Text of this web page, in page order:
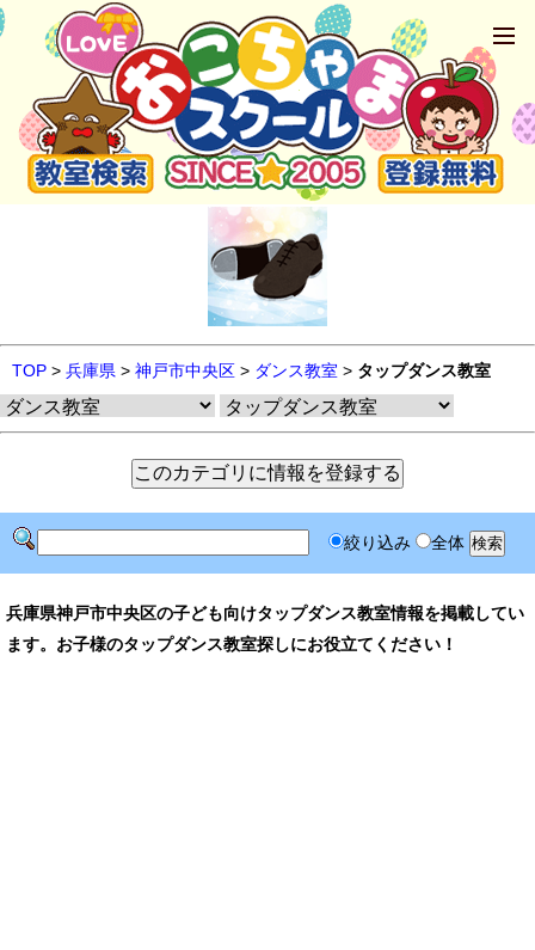
TOP > 兵庫県 > 神戸市中央区 > ダンス教室 > タップダンス教室
絞り込み 全体
兵庫県神戸市中央区の子ども向けタップダンス教室情報を掲載してい
ます。お子様のタップダンス教室探しにお役立てください！